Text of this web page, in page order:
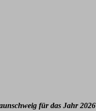
für das Jahr 2026